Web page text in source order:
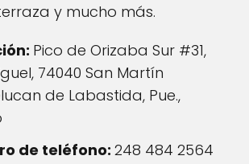
y mucho más.
Pico de Orizaba Sur #31,
74040 San Martín
de Labastida, Pue.,
de teléfono: 248 484 2564